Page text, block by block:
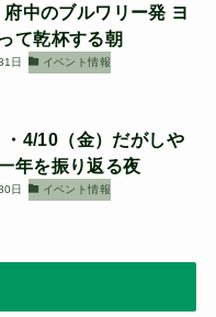
中のブルワリー発 ヨ
て乾杯する朝
日 イベント情報
4/10（金）だがしや
年を振り返る夜
日 イベント情報